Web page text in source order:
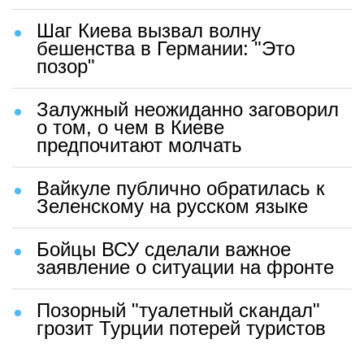
Шаг Киева вызвал волну
бешенства в Германии: "Это
позор"
Залужный неожиданно заговорил
о том, о чем в Киеве
предпочитают молчать
Вайкуле публично обратилась к
Зеленскому на русском языке
Бойцы ВСУ сделали важное
заявление о ситуации на фронте
Позорный "туалетный скандал"
грозит Турции потерей туристов